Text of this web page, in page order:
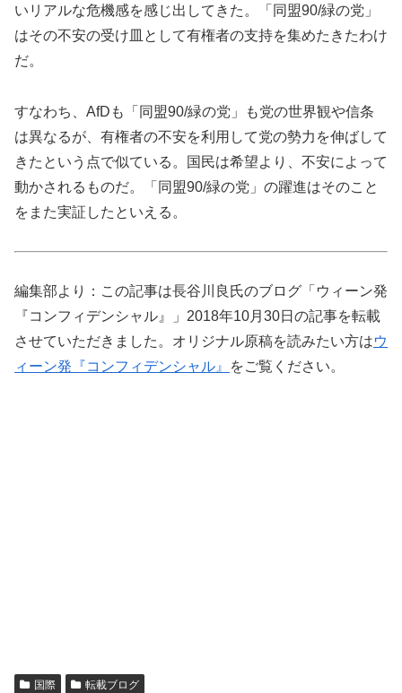
いリアルな危機感を感じ出してきた。「同盟90/緑の党」
はその不安の受け皿として有権者の支持を集めたきたわけ
だ。
すなわち、AfDも「同盟90/緑の党」も党の世界観や信条
は異なるが、有権者の不安を利用して党の勢力を伸ばして
きたという点で似ている。国民は希望より、不安によって
動かされるものだ。「同盟90/緑の党」の躍進はそのこと
をまた実証したといえる。
編集部より：この記事は長谷川良氏のブログ「ウィーン発
『コンフィデンシャル』」2018年10月30日の記事を転載
させていただきました。オリジナル原稿を読みたい方はウ
ィーン発『コンフィデンシャル』
をご覧ください。
国際 転載ブログ